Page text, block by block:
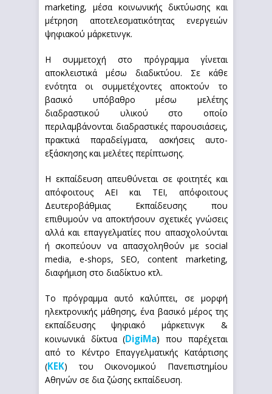
marketing, μέσα κοινωνικής δικτύωσης και
μέτρηση αποτελεσματικότητας ενεργειών
ψηφιακού μάρκετινγκ.
Η συμμετοχή στο πρόγραμμα γίνεται
αποκλειστικά μέσω διαδικτύου. Σε κάθε
ενότητα οι συμμετέχοντες αποκτούν το
βασικό υπόβαθρο μέσω μελέτης
διαδραστικού υλικού στο οποίο
περιλαμβάνονται διαδραστικές παρουσιάσεις,
πρακτικά παραδείγματα, ασκήσεις αυτο-
εξάσκησης και μελέτες περίπτωσης.
Η εκπαίδευση απευθύνεται σε φοιτητές και
απόφοιτους ΑΕΙ και ΤΕΙ, απόφοιτους
Δευτεροβάθμιας Εκπαίδευσης που
επιθυμούν να αποκτήσουν σχετικές γνώσεις
αλλά και επαγγελματίες που απασχολούνται
ή σκοπεύουν να απασχοληθούν με social
media, e-shops, SEO, content marketing,
διαφήμιση στο διαδίκτυο κτλ.
Το πρόγραμμα αυτό καλύπτει, σε μορφή
ηλεκτρονικής μάθησης, ένα βασικό μέρος της
εκπαίδευσης ψηφιακό μάρκετινγκ &
κοινωνικά δίκτυα (DigiMa) που παρέχεται
από το Κέντρο Επαγγελματικής Κατάρτισης
(KEK) του Οικονομικού Πανεπιστημίου
Αθηνών σε δια ζώσης εκπαίδευση.